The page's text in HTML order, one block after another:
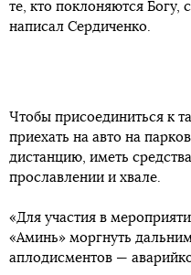
те, кто поклоняются Богу,
написал Сердиченко.
Чтобы присоединиться к
приехать на авто на
дистанцию, иметь
прославлении и хвале.
«Для участия в
«Аминь» моргнуть
аплодисментов —